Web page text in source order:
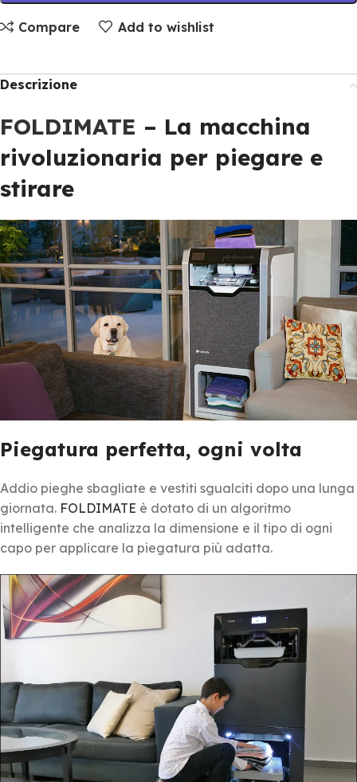
Compare Add to wishlist
Descrizione
FOLDIMATE – La macchina
rivoluzionaria per piegare e
stirare
Piegatura perfetta, ogni volta
Addio pieghe sbagliate e vestiti sgualciti dopo una lunga
giornata. FOLDIMATE è dotato di un algoritmo
intelligente che analizza la dimensione e il tipo di ogni
capo per applicare la piegatura più adatta.